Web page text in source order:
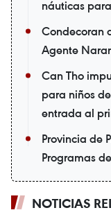
náuticas
Condecoran
Agente
Can Tho
para niños
entrada al
Provincia de
Programas
NOTICIAS